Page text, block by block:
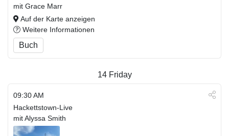
mit Grace Marr
Auf der Karte anzeigen
Weitere Informationen
Buch
14 Friday
09:30 AM
Hackettstown-Live
mit Alyssa Smith